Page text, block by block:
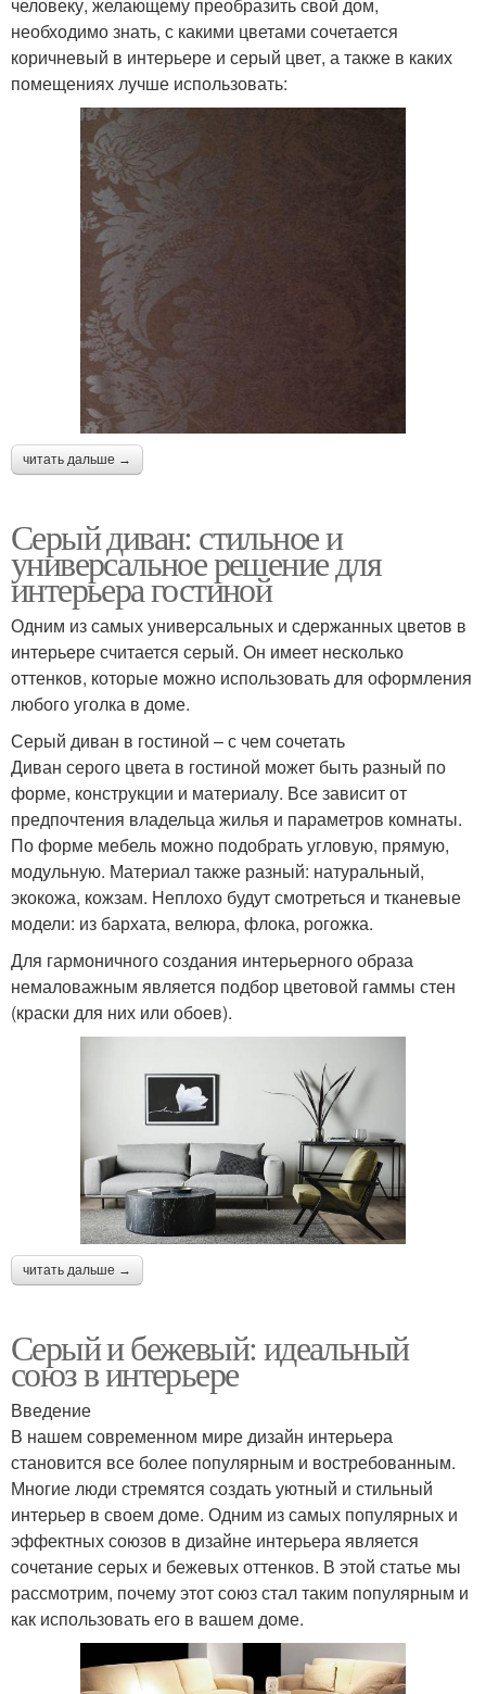
человеку, желающему преобразить свой дом,
необходимо знать, с какими цветами сочетается
коричневый в интерьере и серый цвет, а также в каких
помещениях лучше использовать:
читать дальше →
Серый диван: стильное и
универсальное решение для
интерьера гостиной
Одним из самых универсальных и сдержанных цветов в
интерьере считается серый. Он имеет несколько
оттенков, которые можно использовать для оформления
любого уголка в доме.
Серый диван в гостиной – с чем сочетать
Диван серого цвета в гостиной может быть разный по
форме, конструкции и материалу. Все зависит от
предпочтения владельца жилья и параметров комнаты.
По форме мебель можно подобрать угловую, прямую,
модульную. Материал также разный: натуральный,
экокожа, кожзам. Неплохо будут смотреться и тканевые
модели: из бархата, велюра, флока, рогожка.
Для гармоничного создания интерьерного образа
немаловажным является подбор цветовой гаммы стен
(краски для них или обоев).
читать дальше →
Серый и бежевый: идеальный
союз в интерьере
Введение
В нашем современном мире дизайн интерьера
становится все более популярным и востребованным.
Многие люди стремятся создать уютный и стильный
интерьер в своем доме. Одним из самых популярных и
эффектных союзов в дизайне интерьера является
сочетание серых и бежевых оттенков. В этой статье мы
рассмотрим, почему этот союз стал таким популярным и
как использовать его в вашем доме.